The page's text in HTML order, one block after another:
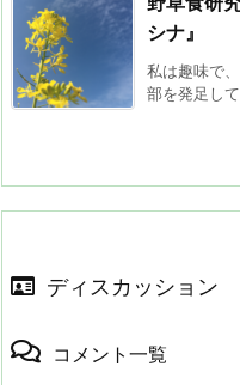
シナ』
私は趣味で
部を発足し
ディスカッション
コメント一覧